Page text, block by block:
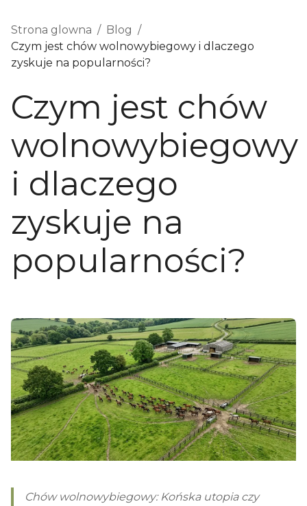
Strona glowna / Blog /
Czym jest chów wolnowybiegowy i dlaczego
zyskuje na popularności?
Czym jest chów
wolnowybiegowy
i dlaczego
zyskuje na
popularności?
Chów wolnowybiegowy: Końska utopia czy